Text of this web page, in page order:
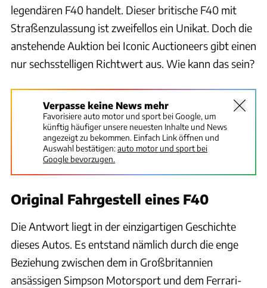
legendären F40 handelt. Dieser britische F40 mit
Straßenzulassung ist zweifellos ein Unikat. Doch die
anstehende Auktion bei Iconic Auctioneers gibt einen
nur sechsstelligen Richtwert aus. Wie kann das sein?
Verpasse keine News mehr
Favorisiere auto motor und sport bei Google, um
künftig häufiger unsere neuesten Inhalte und News
angezeigt zu bekommen. Einfach Link öffnen und
Auswahl bestätigen:auto motor und sport bei
Google bevorzugen.
Original Fahrgestell eines F40
Die Antwort liegt in der einzigartigen Geschichte
dieses Autos. Es entstand nämlich durch die enge
Beziehung zwischen dem in Großbritannien
ansässigen Simpson Motorsport und dem Ferrari-